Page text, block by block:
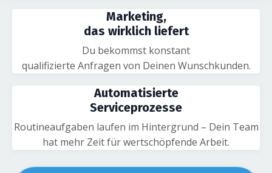
Marketing,
das wirklich liefert
Du bekommst konstant
qualifizierte Anfragen von Deinen Wunschkunden.
Automatisierte
Serviceprozesse
Routineaufgaben laufen im Hintergrund – Dein Team
hat mehr Zeit für wertschöpfende Arbeit.